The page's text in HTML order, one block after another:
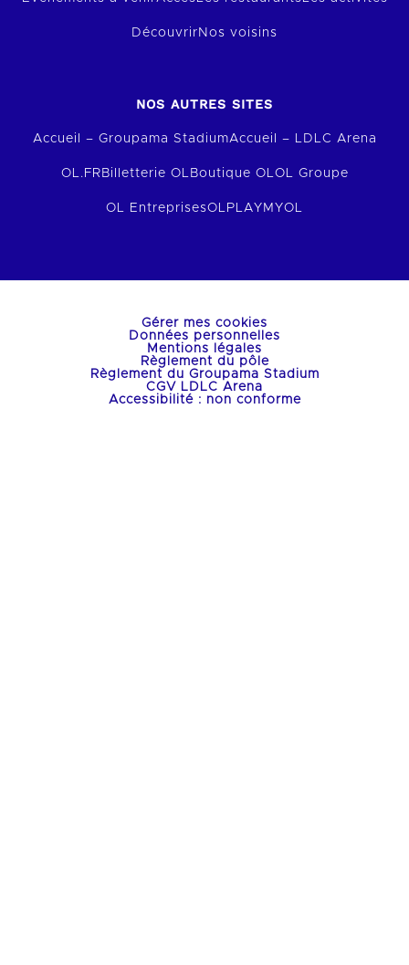
Découvrir Nos voisins
NOS AUTRES SITES
Accueil – Groupama StadiumAccueil – LDLC Arena
OL.FR Billetterie OL Boutique OLOL Groupe
OL EntreprisesOLPLAY MYOL
Gérer mes cookies
Données personnelles
Mentions légales
Règlement du pôle
Règlement du Groupama Stadium
CGV LDLC Arena
Accessibilité : non conforme